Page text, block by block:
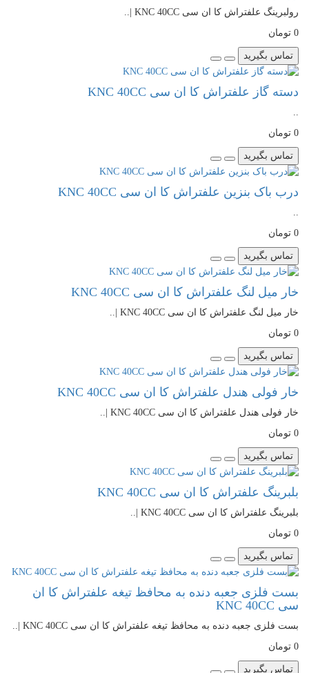
رولبرینگ علفتراش کا ان سی KNC 40CC |..
0 تومان
تماس بگیرید
دسته گاز علفتراش کا ان سی KNC 40CC
..
0 تومان
تماس بگیرید
درب باک بنزین علفتراش کا ان سی KNC 40CC
..
0 تومان
تماس بگیرید
خار میل لنگ علفتراش کا ان سی KNC 40CC
خار میل لنگ علفتراش کا ان سی KNC 40CC |..
0 تومان
تماس بگیرید
خار فولی هندل علفتراش کا ان سی KNC 40CC
خار فولی هندل علفتراش کا ان سی KNC 40CC |..
0 تومان
تماس بگیرید
بلبرینگ علفتراش کا ان سی KNC 40CC
بلبرینگ علفتراش کا ان سی KNC 40CC |..
0 تومان
تماس بگیرید
بست فلزی جعبه دنده به محافظ تیغه علفتراش کا ان
سی KNC 40CC
بست فلزی جعبه دنده به محافظ تیغه علفتراش کا ان سی KNC 40CC |..
0 تومان
تماس بگیرید